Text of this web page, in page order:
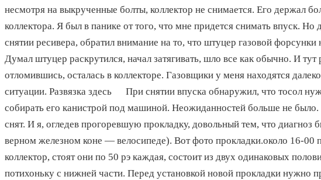
несмотря на выкрученные болты, коллектор не снимается. Его держал
коллектора. Я был в панике от того, что мне придется снимать впуск.
снятии ресивера, обратил внимание на то, что штуцер газовой
Думал штуцер раскрутился, начал затягивать, шло все как обычно. И
отломившись, осталась в коллекторе. Газовщики у меня находятся
ситуации. Развязка здесь При снятии впуска обнаружил, что тосол
собирать его канистрой под машиной. Неожиданностей больше не
снят. И я, огледев прогоревшую прокладку, довольный тем, что
верном железном коне — велосипеде). Вот фото прокладки.около 16-00
коллектор, стоят они по 50 рэ каждая, состоит из двух одинаковых
потихоньку с нижней части. Перед установкой новой прокладки нужно